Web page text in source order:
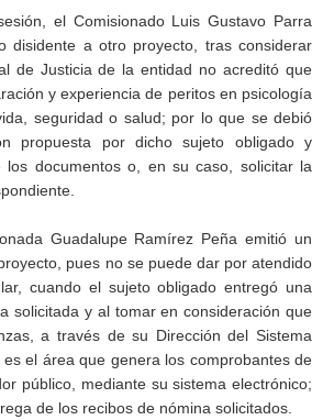
el Comisionado Luis Gustavo Parra
disidente a otro proyecto, tras considerar
de Justicia de la entidad no acreditó que
y experiencia de peritos en psicología
seguridad o salud; por lo que se debió
propuesta por dicho sujeto obligado y
documentos o, en su caso, solicitar la
Guadalupe Ramírez Peña emitió un
pues no se puede dar por atendido
cuando el sujeto obligado entregó una
solicitada y al tomar en consideración que
a través de su Dirección del Sistema
el área que genera los comprobantes de
público, mediante su sistema electrónico;
de los recibos de nómina solicitados.